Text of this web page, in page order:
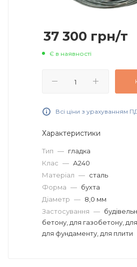
37 300 грн/т
Є в наявності
Всі ціни з урахуванням
Характеристики
Тип — гладка
Клас — А240
Матеріал — сталь
Форма — бухта
Діаметр — 8,0 мм
Застосування —
бетону, для газобетону,
для фундаменту, для плити